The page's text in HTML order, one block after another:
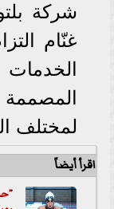
شركة
غنّام
الخدمات
لمختلف
اقرأ أيضاً